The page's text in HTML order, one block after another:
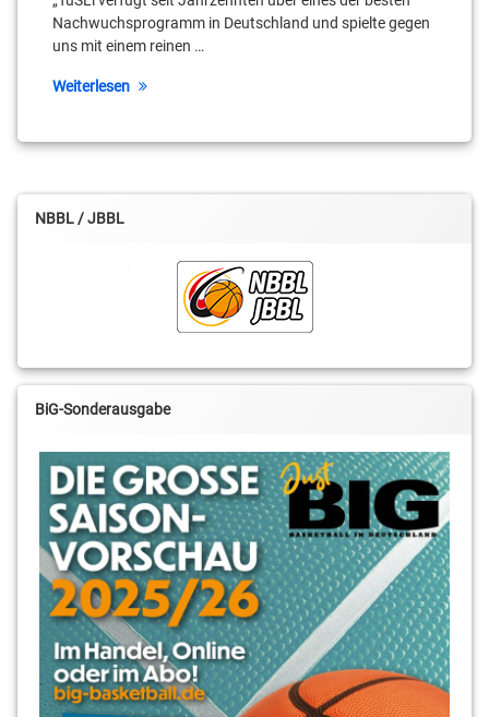
Nachwuchsprogramm in Deutschland und spielte gegen
uns mit einem reinen …
Weiterlesen
NBBL / JBBL
BiG-Sonderausgabe